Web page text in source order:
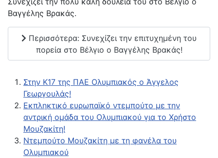
Βαγγέλης Βρακάς.
Περισσότερα: Συνεχίζει την επιτυχημένη του
πορεία στο Βέλγιο ο Βαγγέλης Βρακάς!
Στην Κ17 της ΠΑΕ Ολυμπιακός ο Άγγελος
Γεωργουλάς!
Εκπληκτικό ευρωπαϊκό ντεμπούτο με την
αντρική ομάδα του Ολυμπιακού για το Χρήστο
Μουζακίτη!
Ντεμπούτο Μουζακίτη με τη φανέλα του
Ολυμπιακού